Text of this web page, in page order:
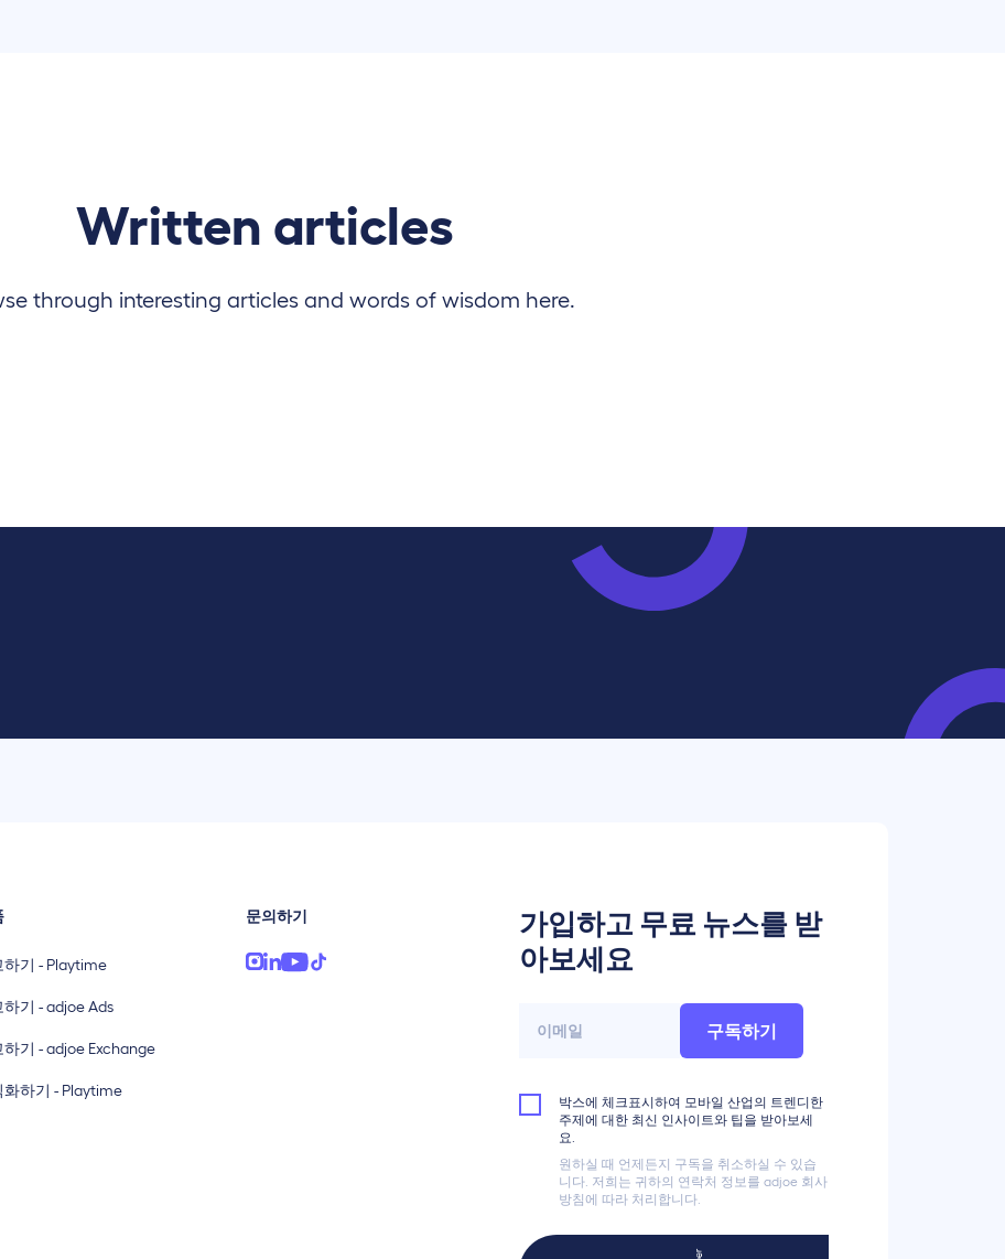
Written articles
through interesting articles and words of wisdom here.
가입하고 무료 뉴스를 받
아보세요
구독하기
박스에 체크표시하여 모바일 산업의 트렌디한
주제에 대한 최신 인사이트와 팁을 받아보세
요.
원하실 때 언제든지 구독을 취소하실 수 있습
니다. 저희는 귀하의 연락처 정보를 adjoe 회사
방침에 따라 처리합니다.
하기 - Playtime
하기 - adjoe Ads
하기 - adjoe Exchange
화하기 - Playtime
문의하기